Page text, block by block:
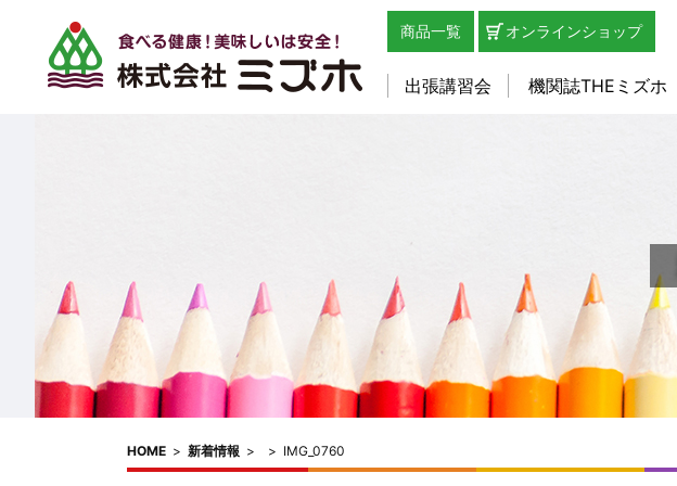
商品一覧 オンラインショップ
出張講習会 機関誌THEミズホ
HOME > 新着情報 > > IMG_0760